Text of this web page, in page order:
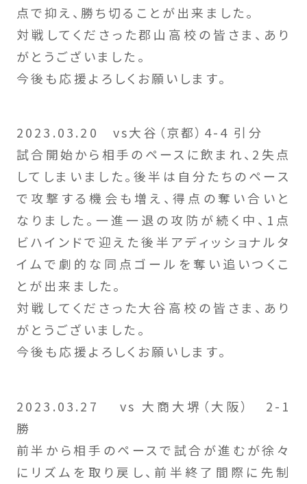
点で抑え、勝ち切ることが出来ました。
対戦してくださった郡山高校の皆さま、あり
がとうございました。
今後も応援よろしくお願いします。
2023.03.20 vs大谷（京都）4-4 引分
試合開始から相手のペースに飲まれ、2失点
してしまいました。後半は自分たちのペース
で攻撃する機会も増え、得点の奪い合いと
なりました。一進一退の攻防が続く中、1点
ビハインドで迎えた後半アディッショナルタ
イムで劇的な同点ゴールを奪い追いつくこ
とが出来ました。
対戦してくださった大谷高校の皆さま、あり
がとうございました。
今後も応援よろしくお願いします。
2023.03.27 vs 大商大堺（大阪） 2-1
勝
前半から相手のペースで試合が進むが徐々
にリズムを取り戻し、前半終了間際に先制